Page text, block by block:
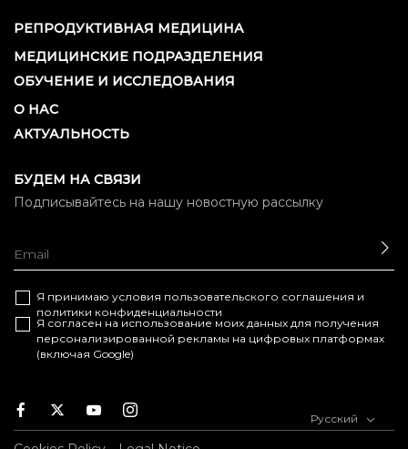
РЕПРОДУКТИВНАЯ МЕДИЦИНА
МЕДИЦИНСКИЕ ПОДРАЗДЕЛЕНИЯ
ОБУЧЕНИЕ И ИССЛЕДОВАНИЯ
О НАС
АКТУАЛЬНОСТЬ
БУДЕМ НА СВЯЗИ
Подписывайтесь на нашу новостную рассылку
Я принимаю условия пользовательского соглашения и
политики конфиденциальности
Я согласен на использование моих данных для получения
персонализированной рекламы на цифровых платформах
(включая Google)
Facebook
TwitterYoutubeInstagram Русский